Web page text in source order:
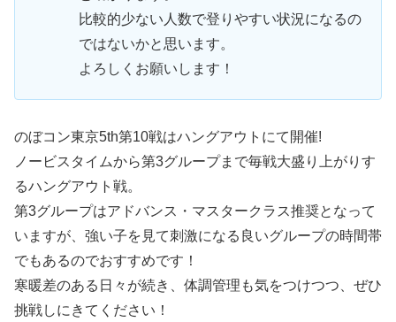
比較的少ない人数で登りやすい状況になるの
ではないかと思います。
よろしくお願いします！
のぼコン東京5th第10戦はハングアウトにて開催!
ノービスタイムから第3グループまで毎戦大盛り上がりす
るハングアウト戦。
第3グループはアドバンス・マスタークラス推奨となって
いますが、強い子を見て刺激になる良いグループの時間帯
でもあるのでおすすめです！
寒暖差のある日々が続き、体調管理も気をつけつつ、ぜひ
挑戦しにきてください！